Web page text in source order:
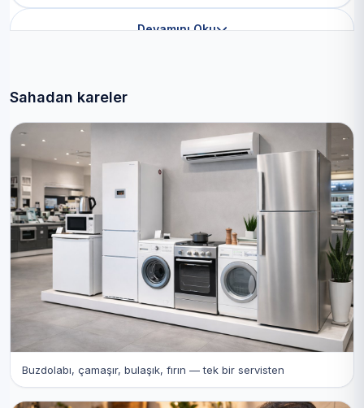
Devamını Oku
Sahadan kareler
Buzdolabı, çamaşır, bulaşık, fırın — tek bir servisten